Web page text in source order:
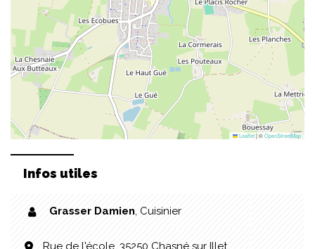
Leaflet|©OpenStreetMap
Infos utiles
Grasser Damien, Cuisinier
Rue de l'école, 35250 Chasné sur Illet